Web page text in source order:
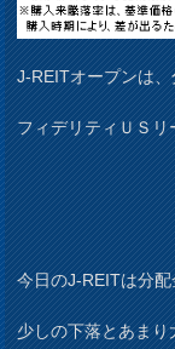
J-REITオープンは
フィデリティＵＳ
今日のJ-REITは分
少しの下落とあま